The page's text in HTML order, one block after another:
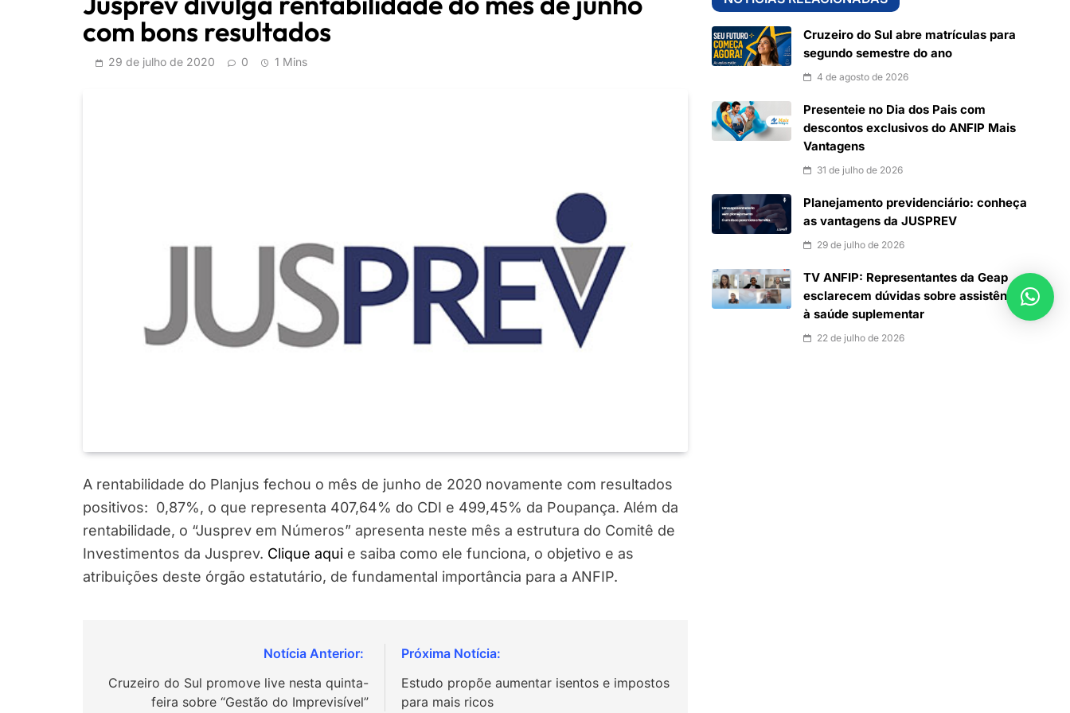
com bons resultados
29 de julho de 2020 0 1 Mins
A rentabilidade do Planjus fechou o mês de junho de 2020 novamente com resultados
positivos: 0,87%, o que representa 407,64% do CDI e 499,45% da Poupança. Além da
rentabilidade, o “Jusprev em Números” apresenta neste mês a estrutura do Comitê de
Investimentos da Jusprev. Clique aqui e saiba como ele funciona, o objetivo e as
atribuições deste órgão estatutário, de fundamental importância para a ANFIP.
de
Cruzeiro do Sul promove live nesta quinta-
feira sobre “Gestão do Imprevisível”
Estudo propõe aumentar isentos e impostos
para mais ricos
Cruzeiro do Sul abre matrículas para
segundo semestre do ano
4 de agosto de 2026
Presenteie no Dia dos Pais com
descontos exclusivos do ANFIP Mais
Vantagens
31 de julho de 2026
Planejamento previdenciário: conheça
as vantagens da JUSPREV
29 de julho de 2026
TV ANFIP: Representantes da Geap
esclarecem dúvidas sobre assistência
à saúde suplementar
22 de julho de 2026